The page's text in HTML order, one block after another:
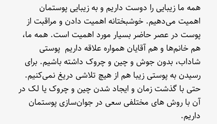
همه ما زیبایی را دوست داریم و به زیبایی پوستمان
اهمیت می‌دهیم. خوشبختانه اهمیت دادن و مراقبت از
پوست در عصر حاضر بسیار مورد اهمیت است. همه ما،
هم خانم‌ها و هم آقایان همواره علاقه داریم پوستی
شاداب، بدون جوش و چین و چروک داشته باشیم. برای
رسیدن به پوستی زیبا هم از هیچ تلاشی دریغ نمی‌کنیم.
حتی با گذشت زمان و ایجاد شدن چین و چروک یا لک در
آن با روش های مختلفی سعی در جوان‌سازی پوستمان
داریم.